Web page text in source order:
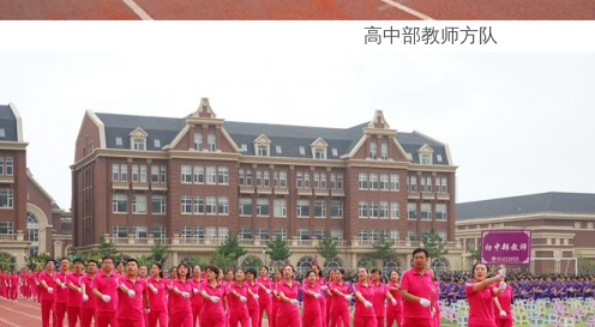
高中部教师方队